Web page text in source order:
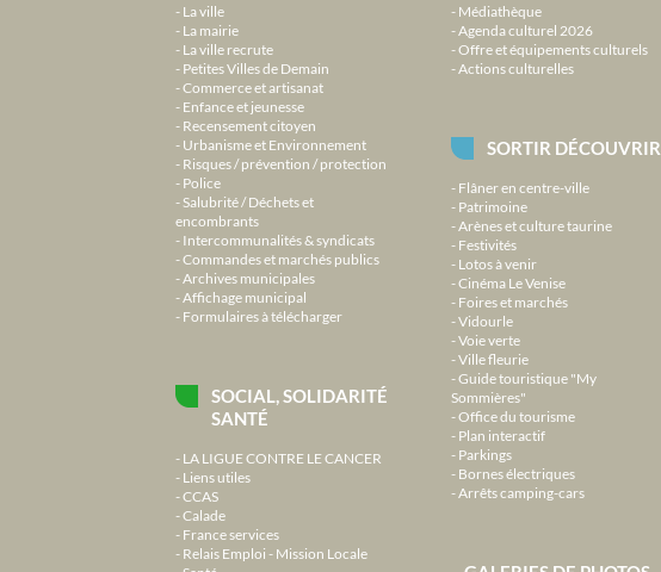
La ville
La mairie
La ville recrute
Petites Villes de Demain
Commerce et artisanat
Enfance et jeunesse
Recensement citoyen
Urbanisme et Environnement
Risques / prévention / protection
Police
Salubrité / Déchets et
encombrants
Intercommunalités & syndicats
Commandes et marchés publics
Archives municipales
Affichage municipal
Formulaires à télécharger
SOCIAL, SOLIDARITÉ
SANTÉ
LA LIGUE CONTRE LE CANCER
Liens utiles
CCAS
Calade
France services
Relais Emploi - Mission Locale
Médiathèque
Agenda culturel 2026
Offre et équipements culturels
Actions culturelles
SORTIR DÉCOUVRIR
Flâner en centre-ville
Patrimoine
Arènes et culture taurine
Festivités
Lotos à venir
Cinéma Le Venise
Foires et marchés
Vidourle
Voie verte
Ville fleurie
Guide touristique "My
Sommières"
Office du tourisme
Plan interactif
Parkings
Bornes électriques
Arrêts camping-cars